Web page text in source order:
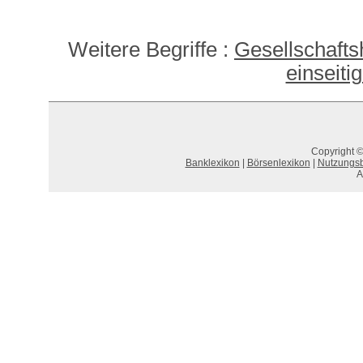
Weitere Begriffe :
Copyright
Banklexikon
Börsenlexikon